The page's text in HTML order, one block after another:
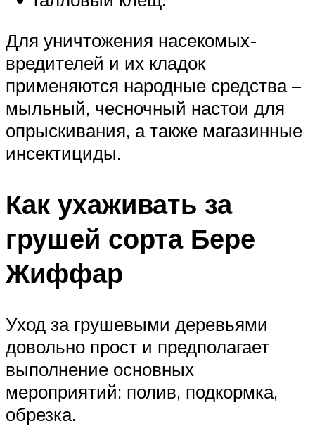
Для уничтожения насекомых-
вредителей и их кладок
применяются народные средства –
мыльный, чесночный настои для
опрыскивания, а также магазинные
инсектициды.
Как ухаживать за
грушей сорта Бере
Жиффар
Уход за грушевыми деревьями
довольно прост и предполагает
выполнение основных
мероприятий: полив, подкормка,
обрезка.